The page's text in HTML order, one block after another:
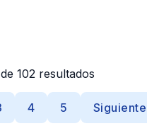
102 resultados
4 5 Siguiente